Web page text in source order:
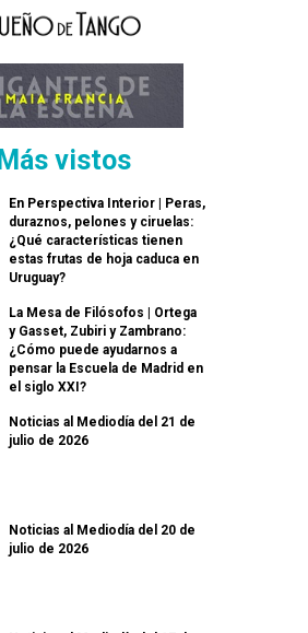
Más vistos
En Perspectiva Interior | Peras,
duraznos, pelones y ciruelas:
¿Qué características tienen
estas frutas de hoja caduca en
Uruguay?
La Mesa de Filósofos | Ortega
y Gasset, Zubiri y Zambrano:
¿Cómo puede ayudarnos a
pensar la Escuela de Madrid en
el siglo XXI?
Noticias al Mediodía del 21 de
julio de 2026
Noticias al Mediodía del 20 de
julio de 2026